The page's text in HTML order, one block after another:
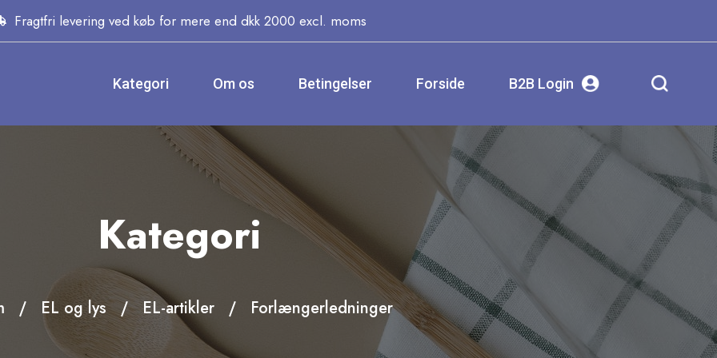
Fragtfri levering ved køb for mere end dkk 2000 excl. moms
Kategori Om os Betingelser Forside B2B Login
Kategori
EL og lys EL-artikler Forlængerledninger